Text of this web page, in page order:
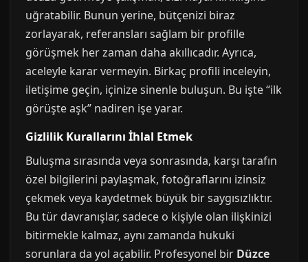
uğratabilir. Bunun yerine, bütçenizi biraz
zorlayarak, referansları sağlam bir profille
görüşmek her zaman daha akıllıcadır. Ayrıca,
aceleyle karar vermeyin. Birkaç profili inceleyin,
iletişime geçin, içinize sinenle buluşun. Bu işte “ilk
görüşte aşk” nadiren işe yarar.
Gizlilik Kurallarını İhlal Etmek
Buluşma sırasında veya sonrasında, karşı tarafın
özel bilgilerini paylaşmak, fotoğraflarını izinsiz
çekmek veya kaydetmek büyük bir saygısızlıktır.
Bu tür davranışlar, sadece o kişiyle olan ilişkinizi
bitirmekle kalmaz, aynı zamanda hukuki
sorunlara da yol açabilir. Profesyonel bir Düzce